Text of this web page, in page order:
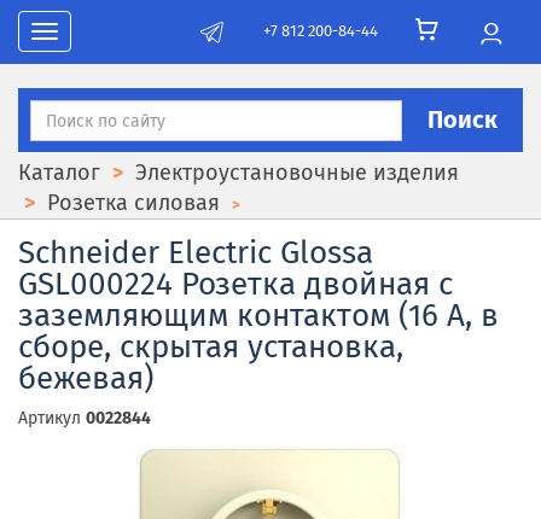
Toggle navigation
+7 812 200-84-44
Поиск
Каталог
Электроустановочные изделия
Розетка силовая
Schneider Electric Glossa
GSL000224 Розетка двойная с
заземляющим контактом (16 А, в
сборе, скрытая установка,
бежевая)
Артикул 0022844